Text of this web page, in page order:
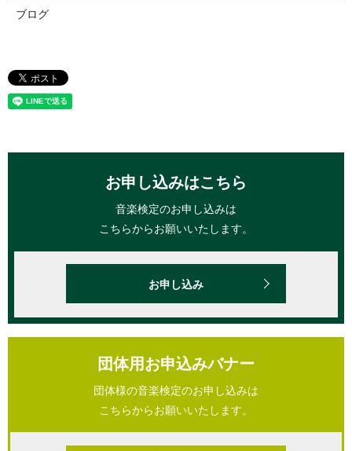
ブログ
お申し込みはこちら
音楽検定のお申し込みは
こちらからお願いいたします。
お申し込み
団体用お申込みバナー
団体様の音楽検定のお申し込みは
こちらからお願いいたします。